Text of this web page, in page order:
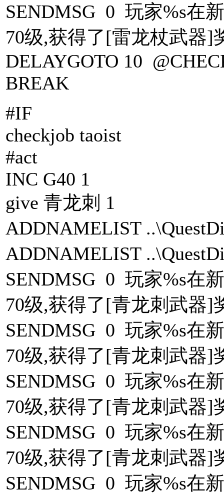
SENDMSG 0 玩家%s在
70级,获得了[雷龙杖武器]
DELAYGOTO 10
BREAK
#IF
checkjob taoist
#act
INC G40 1
give 青龙刺 1
ADDNAMELIST
ADDNAMELIST
SENDMSG 0 玩家%s在
70级,获得了[青龙刺武器]
SENDMSG 0 玩家%s在
70级,获得了[青龙刺武器]
SENDMSG 0 玩家%s在
70级,获得了[青龙刺武器]
SENDMSG 0 玩家%s在
70级,获得了[青龙刺武器]
SENDMSG 0 玩家%s在